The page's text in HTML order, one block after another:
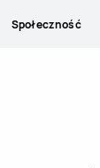
Społeczność